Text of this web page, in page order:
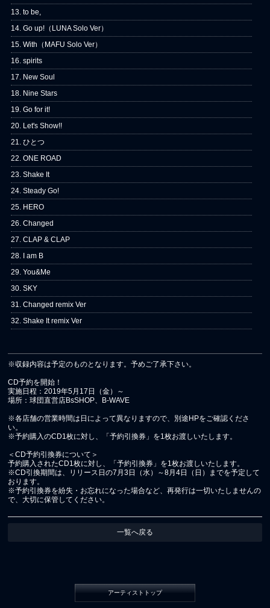
13. to be,
14. Go up!（LUNA Solo Ver）
15. With（MAFU Solo Ver）
16. spirits
17. New Soul
18. Nine Stars
19. Go for it!
20. Let's Show!!
21. ひとつ
22. ONE ROAD
23. Shake It
24. Steady Go!
25. HERO
26. Changed
27. CLAP & CLAP
28. I am B
29. You&Me
30. SKY
31. Changed remix Ver
32. Shake It remix Ver
※収録内容は予定のものとなります。予めご了承下さい。
CD予約を開始！
実施日程：2019年5月17日（金）～
場所：球団直営店BsSHOP、B-WAVE
※各店舗の営業時間は日によって異なりますので、別途HPをご確認くださ
い。
※予約購入のCD1枚に対し、「予約引換券」を1枚お渡しいたします。
＜CD予約引換券について＞
予約購入されたCD1枚に対し、「予約引換券」を1枚お渡しいたします。
※CD引換期間は、リリース日の7月3日（水）～8月4日（日）までを予定して
おります。
※予約引換券を紛失・お忘れになった場合など、再発行は一切いたしませんの
で、大切に保管してください。
一覧へ戻る
アーティストトップ